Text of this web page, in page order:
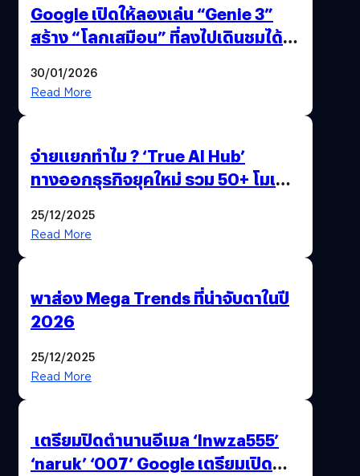
Google เปิดให้ลองเล่น “Genie 3”
สร้าง “โลกเสมือน” ที่ลงไปเดินชมได้
30/01/2026
Read More
จ่ายแยกทำไม ? ‘True AI Hub’
ทางออกธุรกิจยุคใหม่ รวม 50+ โมเดล
25/12/2025
Read More
พาส่อง Mega Trends ที่น่าจับตาในปี
2026
25/12/2025
Read More
เตรียมปิดตำนานอีเมล ‘lnwza555’
‘naruk’ ‘007’ Google เตรียมเปิด